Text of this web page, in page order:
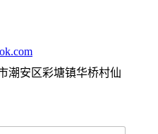
潮安区彩塘镇华桥村仙